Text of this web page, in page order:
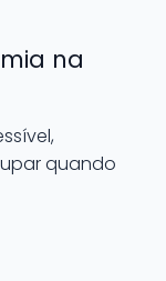
na
quando